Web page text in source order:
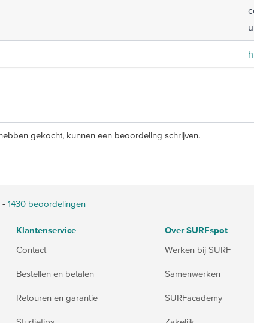
gekocht, kunnen een beoordeling schrijven.
- 1430 beoordelingen
Klantenservice
Contact
Bestellen en betalen
Retouren en garantie
Over SURFspot
Werken bij SURF
Samenwerken
SURFacademy